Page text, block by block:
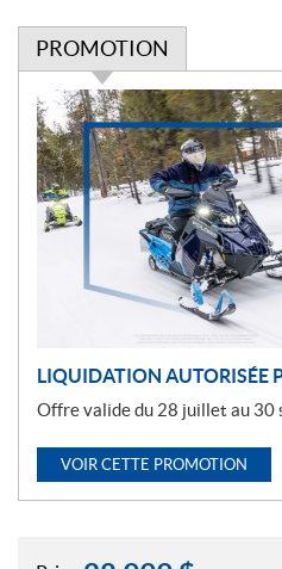
PROMOTION
P
r
o
m
o
t
LIQUIDATION AUTORISÉE
Offre valide du 28 juillet au 30
VOIR CETTE PROMOTION